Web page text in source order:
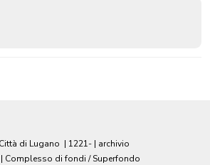
di Lugano | 1221- | archivio
| Complesso di fondi / Superfondo